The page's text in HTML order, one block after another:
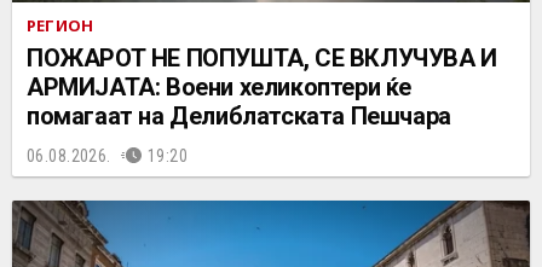
РЕГИОН
ПОЖАРОТ НЕ ПОПУШТА, СЕ ВКЛУЧУВА И
АРМИЈАТА: Воени хеликоптери ќе
помагаат на Делиблатската Пешчара
06.08.2026. 19:20